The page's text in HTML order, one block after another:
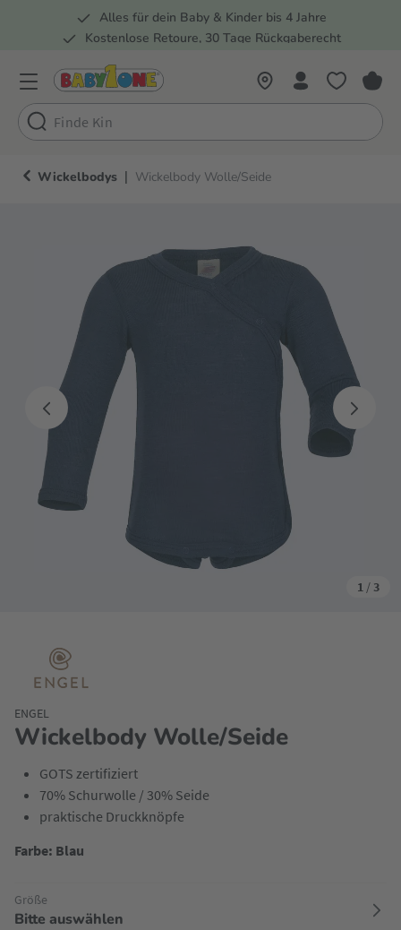
Zur Hauptnavigation springen
Alles für dein Baby & Kinder bis 4 Jahre
Kostenlose Retoure, 30 Tage Rückgaberecht
Wickelbodys | Wickelbody Wolle/Seide
1 / 3
Wickelbody Wolle/Seide
ENGEL
GOTS zertifiziert
70% Schurwolle / 30% Seide
praktische Druckknöpfe
Farbe: Blau
Größe
Bitte auswählen